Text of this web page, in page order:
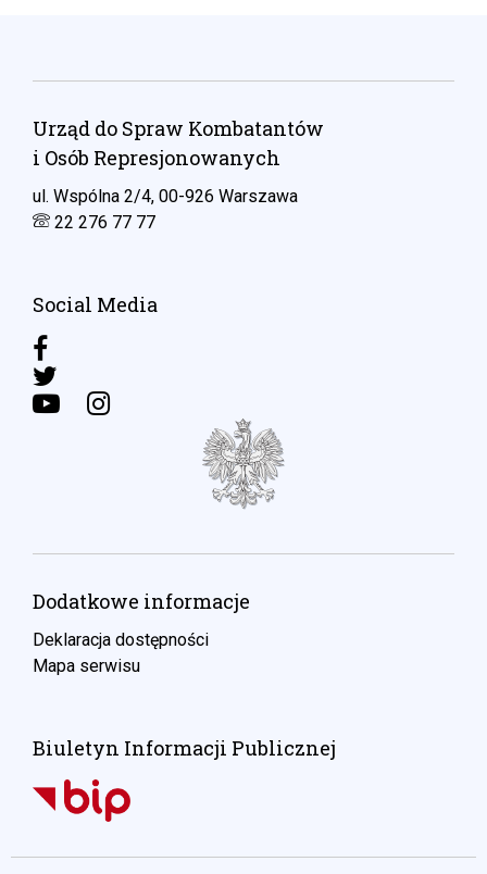
Urząd do Spraw Kombatantów
i Osób Represjonowanych
ul. Wspólna 2/4, 00-926 Warszawa
22 276 77 77
Social Media
Dodatkowe informacje
Deklaracja dostępności
Mapa serwisu
Biuletyn Informacji Publicznej